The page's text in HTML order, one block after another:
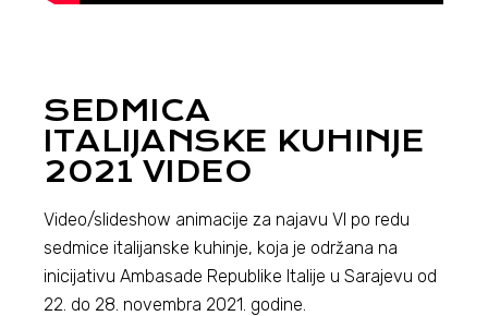
SEDMICA
ITALIJANSKE KUHINJE
2021 VIDEO
Video/slideshow animacije za najavu VI po redu
sedmice italijanske kuhinje, koja je održana na
inicijativu Ambasade Republike Italije u Sarajevu od
22. do 28. novembra 2021. godine.